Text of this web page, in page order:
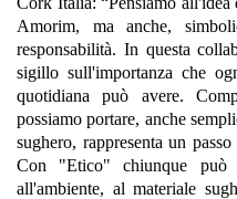
Amorim, ma anche,
responsabilità. In questa
sigillo sull'importanza che
quotidiana può avere.
possiamo portare, anche
sughero, rappresenta un
Con "Etico" chiunque
all'ambiente, al materiale